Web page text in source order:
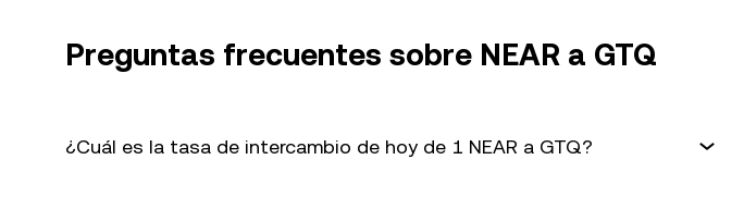
Preguntas frecuentes sobre NEAR a GTQ
¿Cuál es la tasa de intercambio de hoy de 1 NEAR a GTQ?